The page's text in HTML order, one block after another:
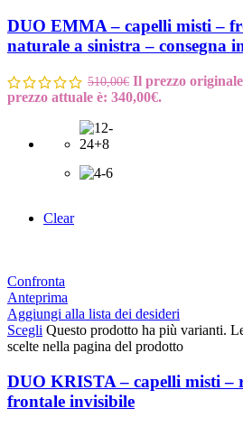
DUO EMMA – capelli misti –
naturale a sinistra – consegna
510,00€ Il prezzo
prezzo attuale è: 340,00€.
Clear
Confronta
Anteprima
Aggiungi alla lista dei desideri
Scegli Questo prodotto ha più varianti.
scelte nella pagina del prodotto
DUO KRISTA – capelli misti –
frontale invisibile